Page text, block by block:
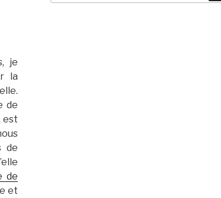
je
la
de
est
de
de
et
: